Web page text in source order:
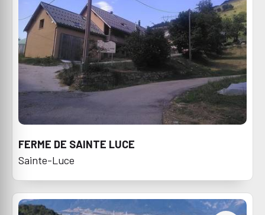
FERME DE SAINTE LUCE
Sainte-Luce